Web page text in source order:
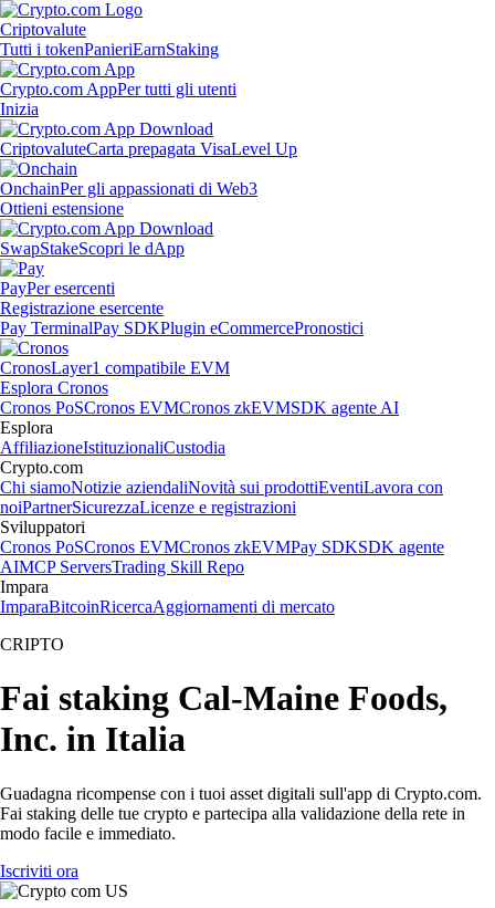
Criptovalute
Tutti i tokenPanieriEarnStaking
Crypto.com AppPer tutti gli utenti
Inizia
CriptovaluteCarta prepagata VisaLevel Up
OnchainPer gli appassionati di Web3
Ottieni estensione
SwapStakeScopri le dApp
PayPer esercenti
Registrazione esercente
Pay TerminalPay SDKPlugin eCommercePronostici
CronosLayer1 compatibile EVM
Esplora Cronos
Cronos PoSCronos EVMCronos zkEVMSDK agente AI
Esplora
AffiliazioneIstituzionaliCustodia
Crypto.com
Chi siamoNotizie aziendaliNovità sui prodottiEventiLavora con
noiPartnerSicurezzaLicenze e registrazioni
Sviluppatori
Cronos PoSCronos EVMCronos zkEVMPay SDKSDK agente
AIMCP ServersTrading Skill Repo
Impara
ImparaBitcoinRicercaAggiornamenti di mercato
CRIPTO
Fai staking Cal-Maine Foods,
Inc. in Italia
Guadagna ricompense con i tuoi asset digitali sull'app di Crypto.com.
Fai staking delle tue crypto e partecipa alla validazione della rete in
modo facile e immediato.
Iscriviti ora